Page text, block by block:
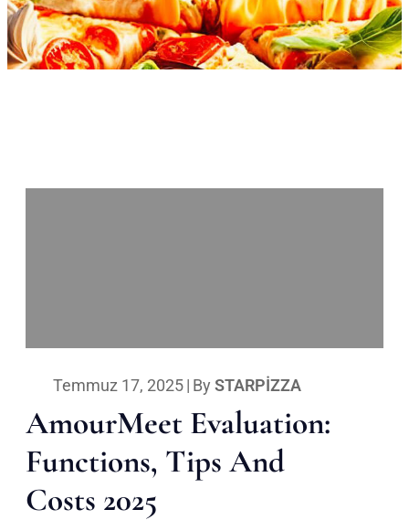
Temmuz 17, 2025| By STARPIZZA
AmourMeet Evaluation:
Functions, Tips And
Costs 2025